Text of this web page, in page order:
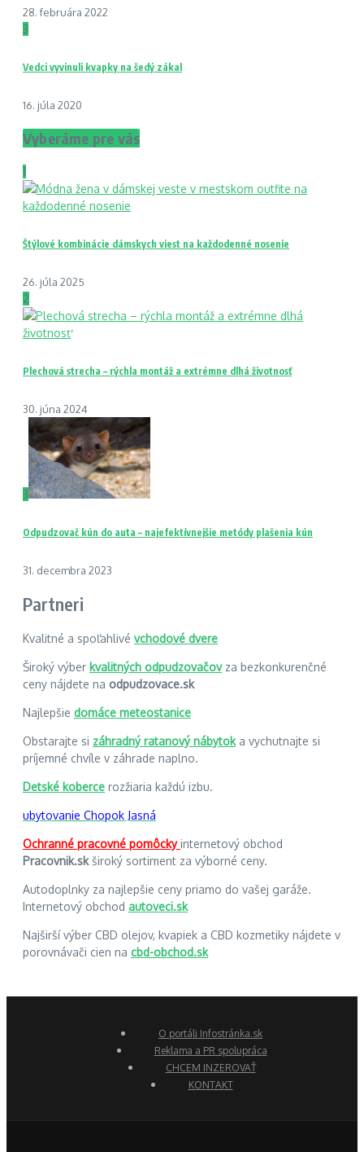
28. februára 2022
3
Vedci vyvinuli kvapky na šedý zákal
16. júla 2020
Vyberáme pre vás
1
Štýlové kombinácie dámskych viest na každodenné nosenie
26. júla 2025
2
Plechová strecha – rýchla montáž a extrémne dlhá životnosť
30. júna 2024
3
Odpudzovač kún do auta – najefektívnejšie metódy plašenia kún
31. decembra 2023
Partneri
Kvalitné a spoľahlivé vchodové dvere
Široký výber kvalitných odpudzovačovza bezkonkurenčné
ceny nájdete na odpudzovace.sk
Najlepšie domáce meteostanice
Obstarajte si záhradný ratanový nábytoka vychutnajte si
príjemné chvíle v záhrade naplno.
Detské koberce rozžiaria každú izbu.
ubytovanie Chopok Jasná
Ochranné pracovné pomôckyinternetový obchod
Pracovnik.skširoký sortiment za výborné ceny.
Autodoplnky za najlepšie ceny priamo do vašej garáže.
Internetový obchod autoveci.sk
Najširší výber CBD olejov, kvapiek a CBD kozmetiky nájdete v
porovnávači cien na cbd-obchod.sk
O portáli Infostránka.sk
Reklama a PR spolupráca
CHCEM INZEROVAŤ
KONTAKT